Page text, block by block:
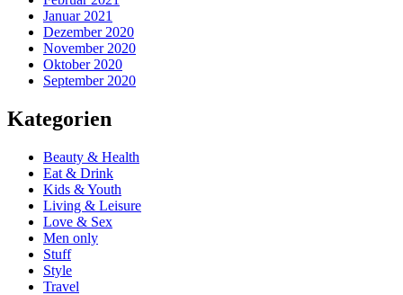
Januar 2021
Dezember 2020
November 2020
Oktober 2020
September 2020
Kategorien
Beauty & Health
Eat & Drink
Kids & Youth
Living & Leisure
Love & Sex
Men only
Stuff
Style
Travel